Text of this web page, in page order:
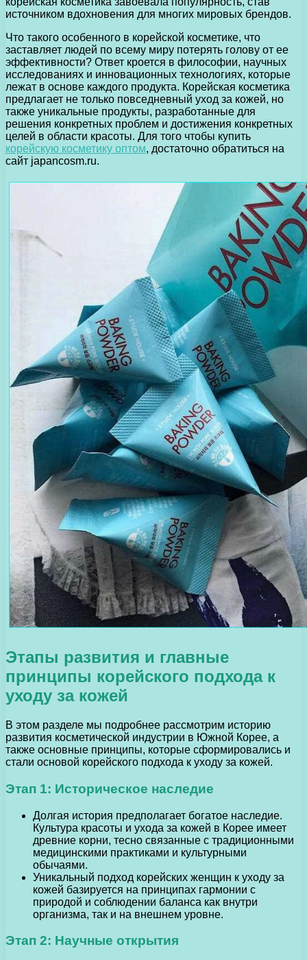
источником вдохновения для многих мировых брендов.
Что такого особенного в корейской косметике, что
заставляет людей по всему миру потерять голову от ее
эффективности? Ответ кроется в философии, научных
исследованиях и инновационных технологиях, которые
лежат в основе каждого продукта. Корейская косметика
предлагает не только повседневный уход за кожей, но
также уникальные продукты, разработанные для
решения конкретных проблем и достижения конкретных
целей в области красоты. Для того чтобы купить
корейскую косметику оптом, достаточно обратиться на
сайт japancosm.ru.
Этапы развития и главные
принципы корейского подхода к
уходу за кожей
В этом разделе мы подробнее рассмотрим историю
развития косметической индустрии в Южной Корее, а
также основные принципы, которые сформировались и
стали основой корейского подхода к уходу за кожей.
Этап 1: Историческое наследие
Долгая история предполагает богатое наследие.
Культура красоты и ухода за кожей в Корее имеет
древние корни, тесно связанные с традиционными
медицинскими практиками и культурными
обычаями.
Уникальный подход корейских женщин к уходу за
кожей базируется на принципах гармонии с
природой и соблюдении баланса как внутри
организма, так и на внешнем уровне.
Этап 2: Научные открытия